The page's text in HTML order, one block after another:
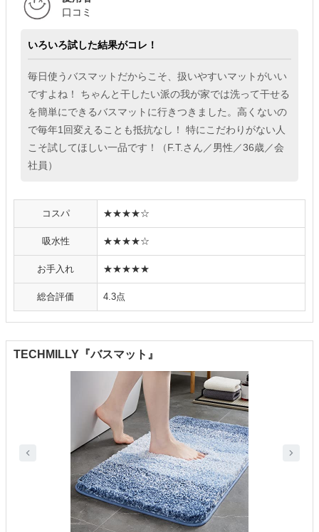
口コミ
いろいろ試した結果がコレ！
毎日使うバスマットだからこそ、扱いやすいマットがいい
ですよね！ ちゃんと干したい派の我が家では洗って干せる
を簡単にできるバスマットに行きつきました。高くないの
で毎年1回変えることも抵抗なし！ 特にこだわりがない人
こそ試してほしい一品です！（F.T.さん／男性／36歳／会
社員）
コスパ ★★★★☆
吸水性 ★★★★☆
お手入れ ★★★★★
総合評価 4.3点
TECHMILLY『バスマット』